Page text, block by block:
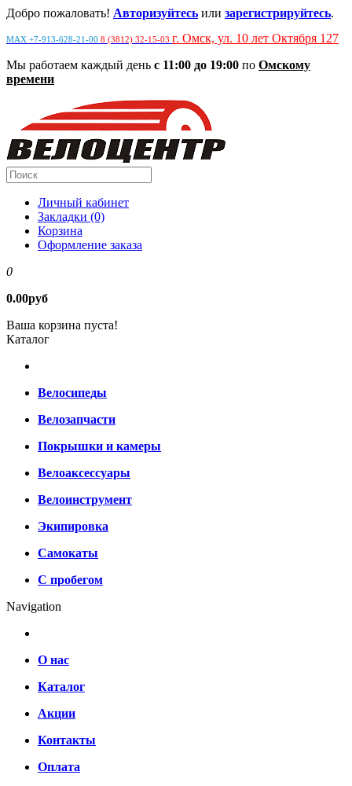
Добро пожаловать! Авторизуйтесь или зарегистрируйтесь.
MAX +7-913-628-21-00 8 (3812) 32-15-03 г. Омск, ул. 10 лет Октября 127
Мы работаем каждый день с 11:00 до 19:00 по Омскому
времени
Личный кабинет
Закладки (0)
Корзина
Оформление заказа
0
0.00руб
Ваша корзина пуста!
Каталог
Велосипеды
Велозапчасти
Покрышки и камеры
Велоаксессуары
Велоинструмент
Экипировка
Самокаты
С пробегом
Navigation
О нас
Каталог
Акции
Контакты
Оплата